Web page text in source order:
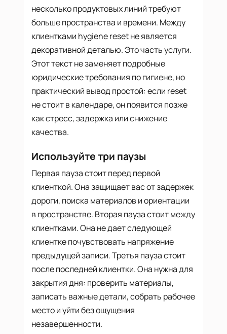
несколько продуктовых линий требуют
больше пространства и времени. Между
клиентками hygiene reset не является
декоративной деталью. Это часть услуги.
Этот текст не заменяет подробные
юридические требования по гигиене, но
практический вывод простой: если reset
не стоит в календаре, он появится позже
как стресс, задержка или снижение
качества.
Используйте три паузы
Первая пауза стоит перед первой
клиенткой. Она защищает вас от задержек
дороги, поиска материалов и ориентации
в пространстве. Вторая пауза стоит между
клиентками. Она не дает следующей
клиентке почувствовать напряжение
предыдущей записи. Третья пауза стоит
после последней клиентки. Она нужна для
закрытия дня: проверить материалы,
записать важные детали, собрать рабочее
место и уйти без ощущения
незавершенности.